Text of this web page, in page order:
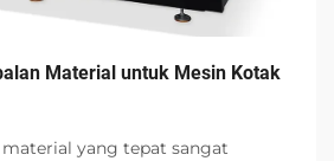
Material untuk Mesin Kotak
yang tepat sangat